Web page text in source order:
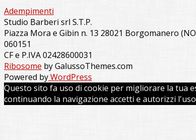
Adempimenti
Studio Barberi srl S.T.P.
Piazza Mora e Gibin n. 13 28021 Borgomanero
060151
CF e P.IVA 02428600031
Ribosome by GalussoThemes.com
Powered byWordPress
Questo sito fa uso di cookie per migliorare la tua
continuando la navigazione accetti e autorizzi